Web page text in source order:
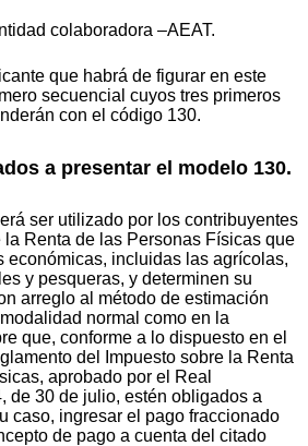
colaboradora –AEAT.
que habrá de figurar en este
secuencial cuyos tres primeros
con el código 130.
a presentar el modelo 130.
ser utilizado por los contribuyentes
la Renta de las Personas Físicas que
económicas, incluidas las agrícolas,
y pesqueras, y determinen su
arreglo al método de estimación
normal como en la
que, conforme a lo dispuesto en el
del Impuesto sobre la Renta
aprobado por el Real
de 30 de julio, estén obligados a
caso, ingresar el pago fraccionado
de pago a cuenta del citado